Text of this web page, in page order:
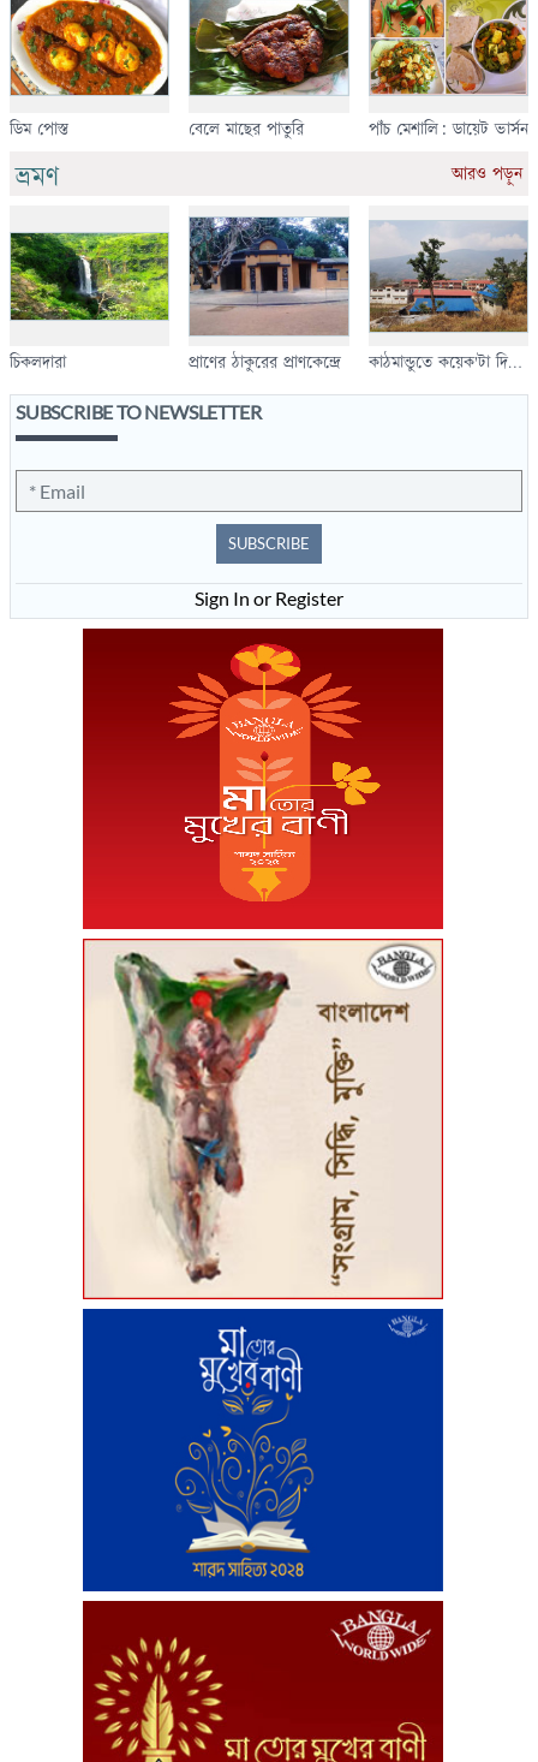
ডিম পোস্ত বেলে মাছের পাতুরি পাঁচ মেশালি: ডায়েট ভার্সন
ভ্রমণ আরও পড়ুন
চিকলদারা প্রাণের ঠাকুরের প্রাণকেন্দ্রে
কাঠমান্ডুতে কয়েক'টা দিন
SUBSCRIBE TO NEWSLETTER
SUBSCRIBE
Sign In or Register